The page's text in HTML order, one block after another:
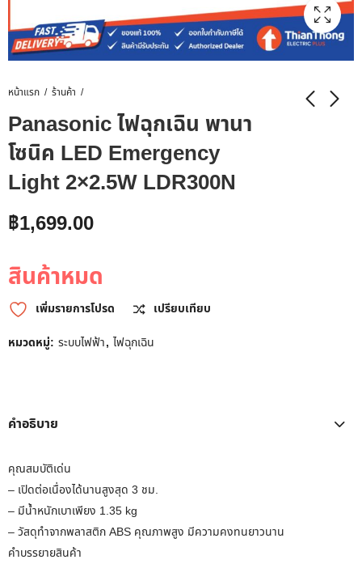
หน้าแรก ร้านค้า
Panasonic ไฟฉุกเฉิน พานา
โซนิค LED Emergency
Light 2×2.5W LDR300N
฿1,699.00
สินค้าหมด
เพิ่มรายการโปรด
เปรียบเทียบ
หมวดหมู่: ระบบไฟฟ้า, ไฟฉุกเฉิน
คำอธิบาย
คุณสมบัติเด่น
– เปิดต่อเนื่องได้นานสูงสุด 3 ชม.
– มีน้ำหนักเบาเพียง 1.35 kg
– วัสดุทำจากพลาสติก ABS คุณภาพสูง มีความคงทนยาวนาน
คำบรรยายสินค้า